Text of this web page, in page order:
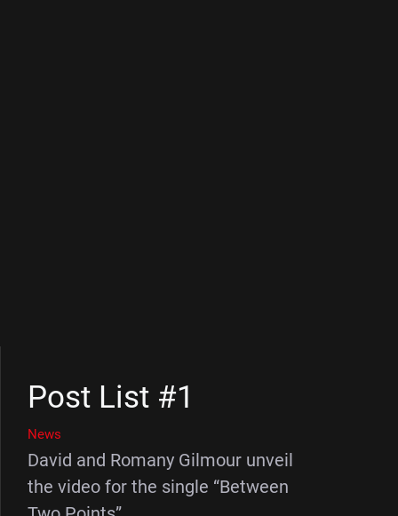
Post List #1
News
David and Romany Gilmour unveil
the video for the single “Between